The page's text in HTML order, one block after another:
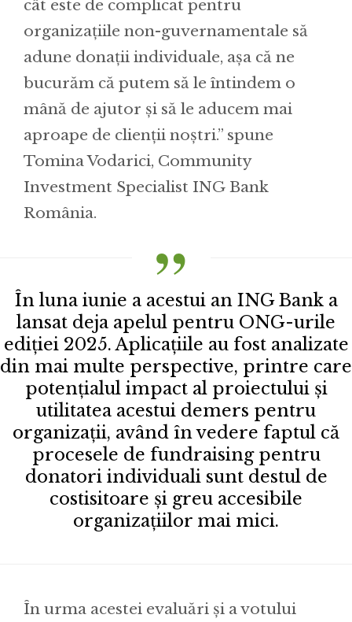
cât este de complicat pentru
organizațiile non-guvernamentale să
adune donații individuale, așa că ne
bucurăm că putem să le întindem o
mână de ajutor și să le aducem mai
aproape de clienții noștri.” spune
Tomina Vodarici, Community
Investment Specialist ING Bank
România.
În luna iunie a acestui an ING Bank a
lansat deja apelul pentru ONG-urile
ediției 2025. Aplicațiile au fost analizate
din mai multe perspective, printre care
potențialul impact al proiectului și
utilitatea acestui demers pentru
organizații, având în vedere faptul că
procesele de fundraising pentru
donatori individuali sunt destul de
costisitoare și greu accesibile
organizațiilor mai mici.
În urma acestei evaluări și a votului